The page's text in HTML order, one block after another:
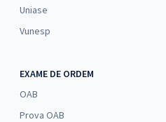
Uniase
Vunesp
EXAME DE ORDEM
OAB
Prova OAB